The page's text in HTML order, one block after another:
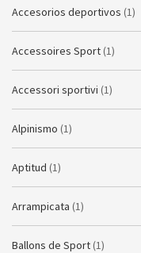
Accesorios deportivos (1)
Accessoires Sport (1)
Accessori sportivi (1)
Alpinismo (1)
Aptitud (1)
Arrampicata (1)
Ballons de Sport (1)